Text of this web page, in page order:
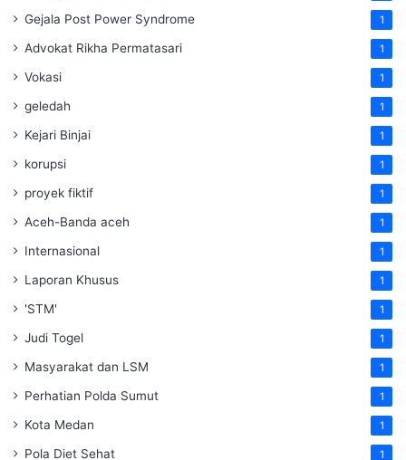
Gejala Post Power Syndrome 1
Advokat Rikha Permatasari 1
Vokasi 1
geledah 1
Kejari Binjai 1
korupsi 1
proyek fiktif 1
Aceh-Banda aceh 1
Internasional 1
Laporan Khusus 1
'STM' 1
Judi Togel 1
Masyarakat dan LSM 1
Perhatian Polda Sumut 1
Kota Medan 1
Pola Diet Sehat 1